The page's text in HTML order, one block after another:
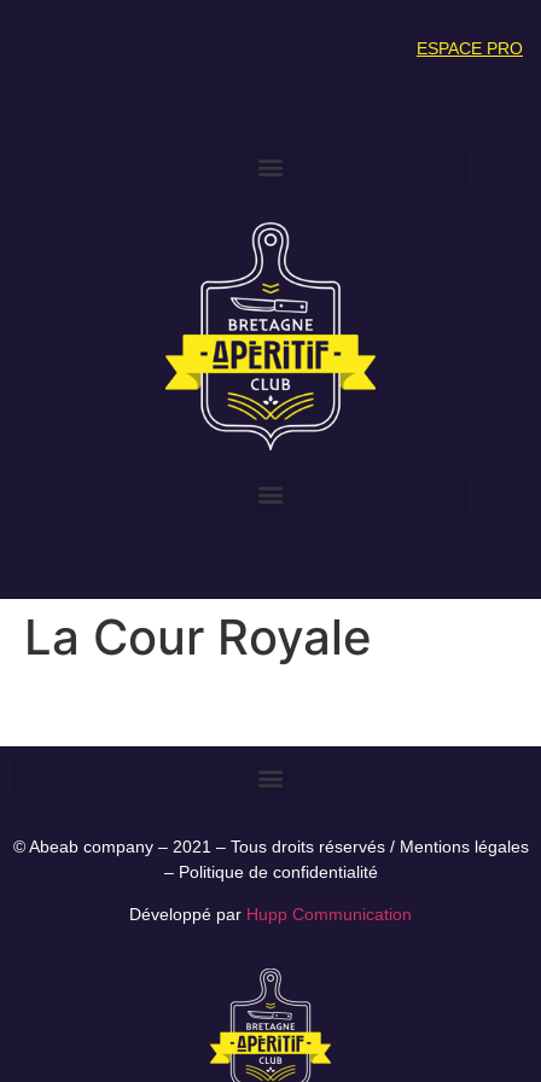
ESPACE PRO
La Cour Royale
© Abeab company – 2021 – Tous droits réservés / Mentions légales
– Politique de confidentialité
Développé par Hupp Communication